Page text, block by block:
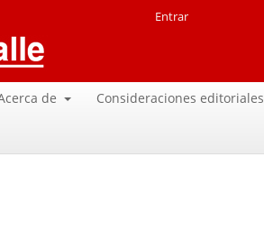
de Consideraciones editoriales
Entrar